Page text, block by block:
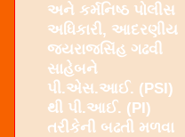
અને કર્મનિષ્ઠ પોલીસ
અધિકારી, આદરણીય
જયરાજસિંહ ગઢવી
સાહેબને
પી.એસ.આઈ. (PSI)
થી પી.આઈ. (PI)
તરીકેની બઢતી મળવા